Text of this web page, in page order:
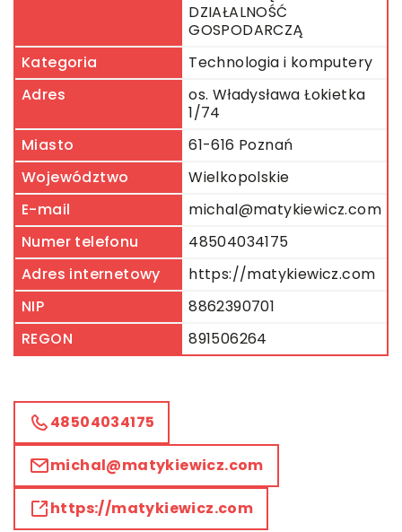
DZIAŁALNOŚĆ
GOSPODARCZĄ
Kategoria
Technologia i komputery
Adres
os. Władysława Łokietka
1/74
Miasto
61-616 Poznań
Województwo
Wielkopolskie
E-mail
michal@matykiewicz.com
Numer telefonu
48504034175
Adres internetowy
https://matykiewicz.com
NIP
8862390701
REGON
891506264
48504034175
michal@matykiewicz.com
https://matykiewicz.com